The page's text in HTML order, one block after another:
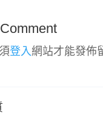
登入 網站才能發佈